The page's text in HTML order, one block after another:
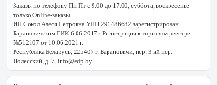
Заказы по телефону Пн-Пт с 9.00 до 17.00, суббота, воскресенье-
только Online-заказы.
ИП Сокол Алеся Петровна УНП 291486682 зарегистрирован
Барановичским ГИК 6.06.2017г. Регистрация в торговом реестре
№512107 от 10.06.2021 г.
Республика Беларусь, 225407 г. Барановичи, пер. 3 ий пер.
Полесский, д. 7. info@edp.by